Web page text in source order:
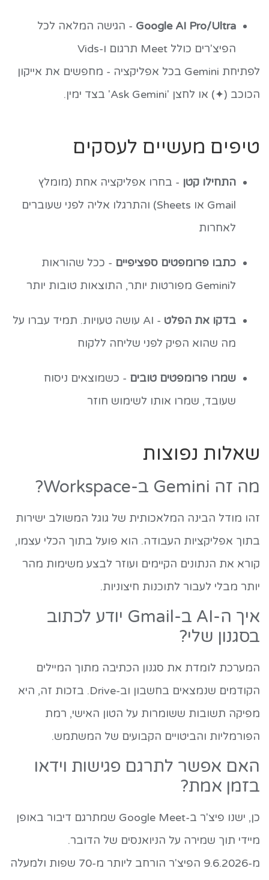
Google AI Pro/Ultra - הגישה המלאה לכל
הפיצ'רים כולל Meet תרגום ו-Vids
לפתיחת Gemini בכל אפליקציה - מחפשים את אייקון
הכוכב (✦) או לחצן 'Ask Gemini' בצד ימין.
טיפים מעשיים לעסקים
התחילו קטן - בחרו אפליקציה אחת (מומלץ
Gmail או Sheets) והתרגלו אליה לפני שעוברים
לאחרות
כתבו פרומפטים ספציפיים - ככל שהוראות
לGemini מפורטות יותר, התוצאות טובות יותר
בדקו את הפלט
- AI עושה טעויות. תמיד עברו על
מה שהוא הפיק לפני שליחה ללקוח
שמרו פרומפטים טובים - כשמוצאים ניסוח
שעובד, שמרו אותו לשימוש חוזר
שאלות נפוצות
מה זה Gemini ב-Workspace?
זהו מודל הבינה המלאכותית של גוגל המשולב ישירות
בתוך אפליקציות העבודה. הוא פועל בתוך הכלי עצמו,
קורא את הנתונים הקיימים ועוזר לבצע משימות מהר
יותר מבלי לעבור לתוכנות חיצוניות.
איך ה-AI ב-Gmail יודע לכתוב
בסגנון שלי?
המערכת לומדת את סגנון הכתיבה מתוך המיילים
הקודמים שנמצאים בחשבון וב-Drive. בזכות זה, היא
מפיקה תשובות ששומרות על הטון האישי, רמת
הפורמליות והביטויים הקבועים של המשתמש.
האם אפשר לתרגם פגישות וידאו
בזמן אמת?
כן, ישנו פיצ'ר ב-Google Meet שמתרגם דיבור באופן
מיידי תוך שמירה על הניואנסים של הדובר.
מ-9.6.2026 הפיצ'ר הורחב ליותר מ-70 שפות ולמעלה